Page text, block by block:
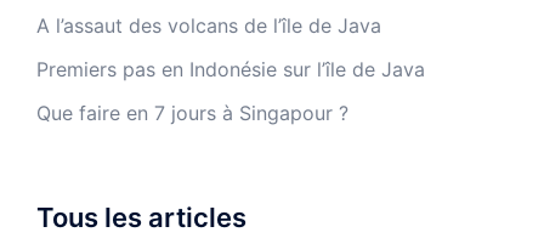
A l’assaut des volcans de l’île de Java
Premiers pas en Indonésie sur l’île de Java
Que faire en 7 jours à Singapour ?
Tous les articles